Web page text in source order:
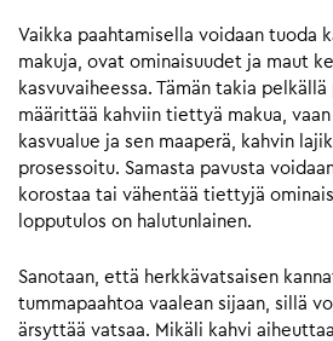
Vaikka paahtamisella voidaan tuoda
makuja, ovat ominaisuudet ja maut
kasvuvaiheessa. Tämän takia
määrittää kahviin tiettyä makua,
kasvualue ja sen maaperä, kahvin
prosessoitu. Samasta pavusta
korostaa tai vähentää tiettyjä
lopputulos on halutunlainen.
Sanotaan, että herkkävatsaisen
tummapaahtoa vaalean sijaan, sillä
ärsyttää vatsaa. Mikäli kahvi